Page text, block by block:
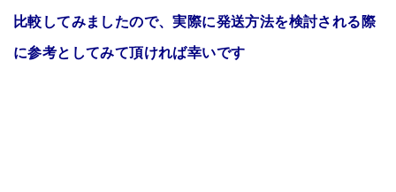
比較してみましたので、実際に発送方法を検討される際
に参考としてみて頂ければ幸いです